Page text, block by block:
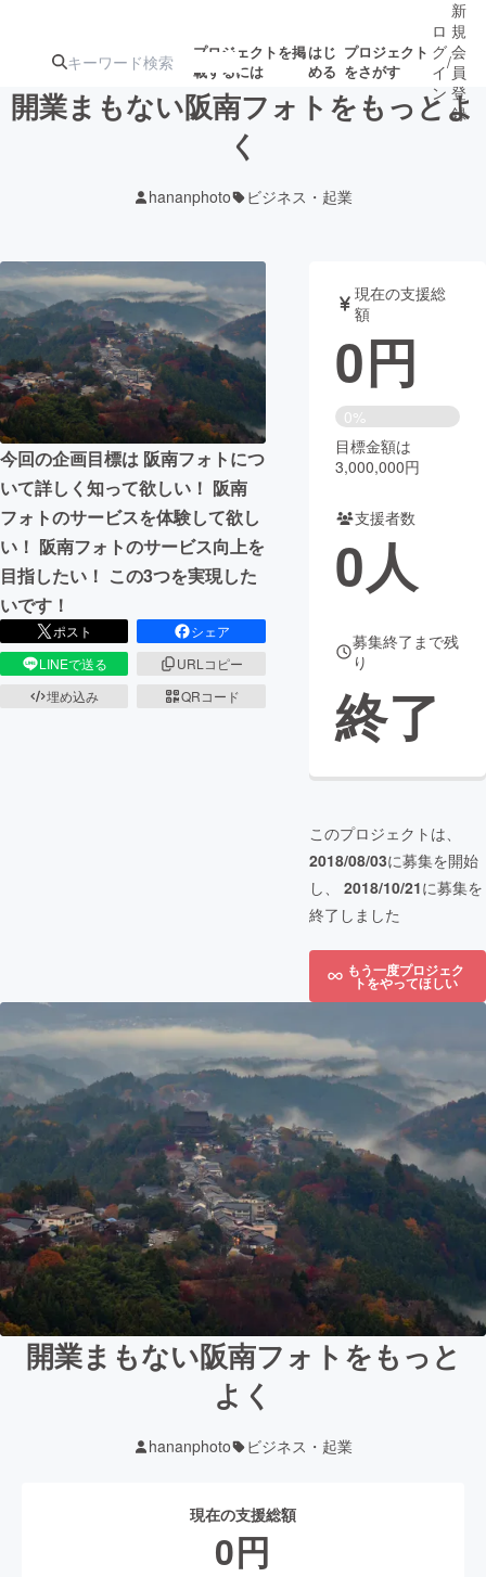
プロジェクトを掲
載するには
はじ
める
プロジェクト
をさがす
ジェクト
募集終了が近いプ
ロジェクト
アート・写真 音楽
テクノロジー・ガジェット ゲーム・サ
映像・映画 書籍・雑誌
ビジネス・起業 チャレンジ
まちづくり・地域活性化
CAMPFIRE Creation
CAMPFIREふるさと納税machi-ya
ロ
グ
イ
ン
/
新
規
会
員
登
録
開業まもない阪南フォトをもっとよ
く
hananphoto ビジネス・起業
今回の企画目標は 阪南フォトにつ
いて詳しく知って欲しい！ 阪南
フォトのサービスを体験して欲し
い！ 阪南フォトのサービス向上を
目指したい！ この3つを実現した
いです！
ポスト
シェア
LINEで送る
URLコピー
埋め込み
QRコード
現在の支援総
額
0円
0%
目標金額は
3,000,000円
支援者数
0人
募集終了まで残
り
終了
このプロジェクトは、
2018/08/03に募集を開始
し、 2018/10/21に募集を
終了しました
もう一度プロジェク
トをやってほしい
開業まもない阪南フォトをもっと
よく
hananphoto ビジネス・起業
現在の支援総額
0円